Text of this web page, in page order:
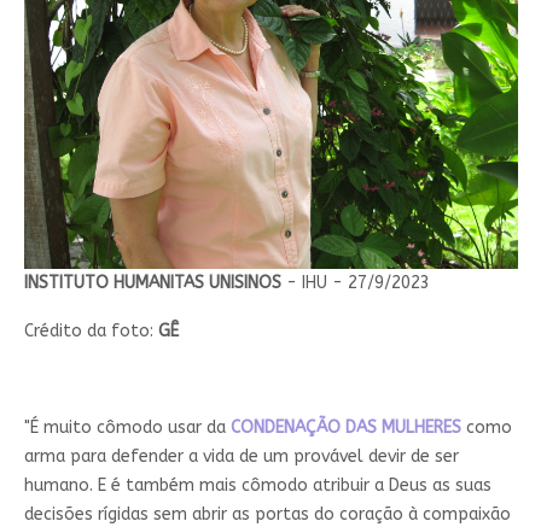
INSTITUTO HUMANITAS UNISINOS- IHU - 27/9/2023
Crédito da foto: GÊ
"É muito cômodo usar da CONDENAÇÃO DAS MULHEREScomo
arma para defender a vida de um provável devir de ser
humano. E é também mais cômodo atribuir a Deus as suas
decisões rígidas sem abrir as portas do coração à compaixão